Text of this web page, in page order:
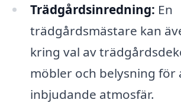
Trädgårdsinredning: En
trädgårdsmästare kan
kring val av
möbler och belysning för
inbjudande atmosfär.